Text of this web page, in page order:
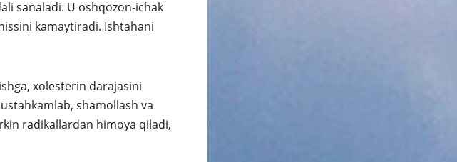
sanaladi. U oshqozon-ichak
kamaytiradi. Ishtahani
xolesterin darajasini
shamollash va
radikallardan himoya qiladi,